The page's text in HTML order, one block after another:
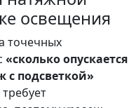
освещения
точечных
«сколько опускается
подсветкой»